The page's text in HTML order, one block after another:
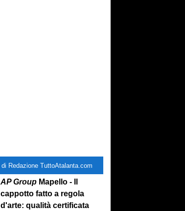
di Redazione TuttoAtalanta.com
AP Group Mapello - Il
cappotto fatto a regola
d'arte: qualità certificata